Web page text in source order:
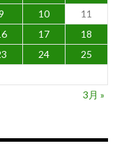
10
11
17
18
24
25
3月 »